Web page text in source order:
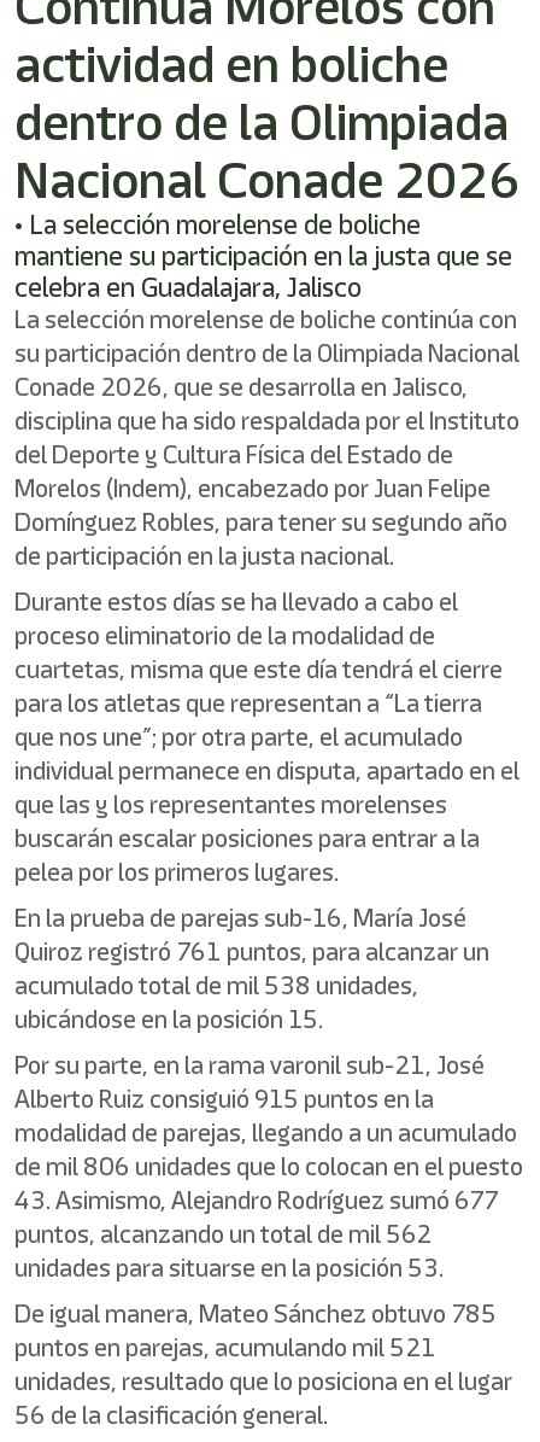
Este
directo
lector
de
pantalla
para
ayudarle
navegar
con
contenido.
actividad en boliche
dentro de la Olimpiada
Nacional Conade 2026
• La selección morelense de boliche
mantiene su participación en la justa que se
celebra en Guadalajara, Jalisco
La selección morelense de boliche continúa con
su participación dentro de la Olimpiada Nacional
Conade 2026, que se desarrolla en Jalisco,
disciplina que ha sido respaldada por el Instituto
del Deporte y Cultura Física del Estado de
Morelos (Indem), encabezado por Juan Felipe
Domínguez Robles, para tener su segundo año
de participación en la justa nacional.
Durante estos días se ha llevado a cabo el
proceso eliminatorio de la modalidad de
cuartetas, misma que este día tendrá el cierre
para los atletas que representan a “La tierra
que nos une”; por otra parte, el acumulado
individual permanece en disputa, apartado en el
que las y los representantes morelenses
buscarán escalar posiciones para entrar a la
pelea por los primeros lugares.
En la prueba de parejas sub-16, María José
Quiroz registró 761 puntos, para alcanzar un
acumulado total de mil 538 unidades,
ubicándose en la posición 15.
Por su parte, en la rama varonil sub-21, José
Alberto Ruiz consiguió 915 puntos en la
modalidad de parejas, llegando a un acumulado
de mil 806 unidades que lo colocan en el puesto
43. Asimismo, Alejandro Rodríguez sumó 677
puntos, alcanzando un total de mil 562
unidades para situarse en la posición 53.
De igual manera, Mateo Sánchez obtuvo 785
puntos en parejas, acumulando mil 521
unidades, resultado que lo posiciona en el lugar
56 de la clasificación general.